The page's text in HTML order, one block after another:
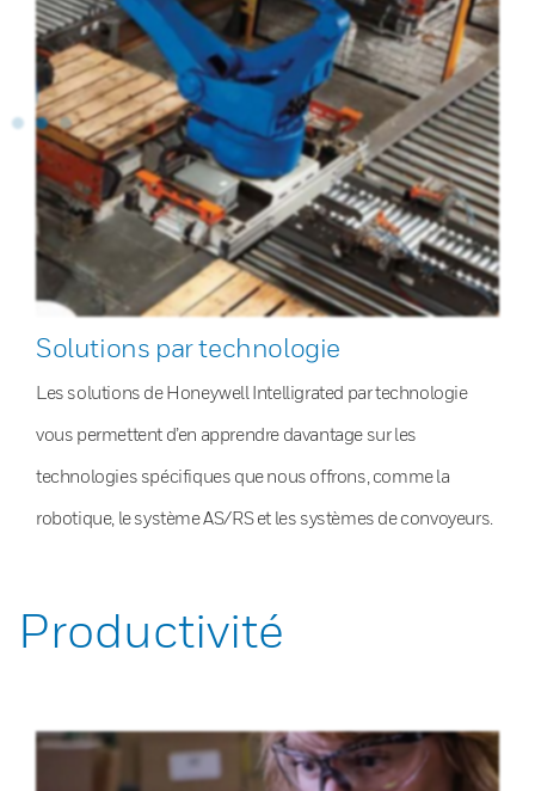
Solutions par technologie
Les solutions de Honeywell Intelligrated par technologie
vous permettent d’en apprendre davantage sur les
technologies spécifiques que nous offrons, comme la
robotique, le système AS/RS et les systèmes de convoyeurs.
Productivité